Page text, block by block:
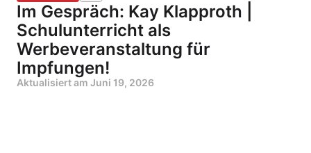
Im Gespräch: Kay Klapproth |
Schulunterricht als
Werbeveranstaltung für
Impfungen!
Aktualisiert am Juni 19, 2026